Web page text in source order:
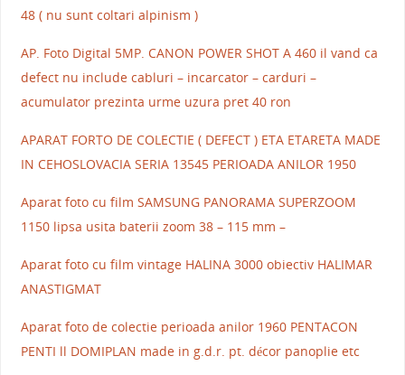
48 ( nu sunt coltari alpinism )
AP. Foto Digital 5MP. CANON POWER SHOT A 460 il vand ca
defect nu include cabluri – incarcator – carduri –
acumulator prezinta urme uzura pret 40 ron
APARAT FORTO DE COLECTIE ( DEFECT ) ETA ETARETA MADE
IN CEHOSLOVACIA SERIA 13545 PERIOADA ANILOR 1950
Aparat foto cu film SAMSUNG PANORAMA SUPERZOOM
1150 lipsa usita baterii zoom 38 – 115 mm –
Aparat foto cu film vintage HALINA 3000 obiectiv HALIMAR
ANASTIGMAT
Aparat foto de colectie perioada anilor 1960 PENTACON
PENTI ll DOMIPLAN made in g.d.r. pt. décor panoplie etc